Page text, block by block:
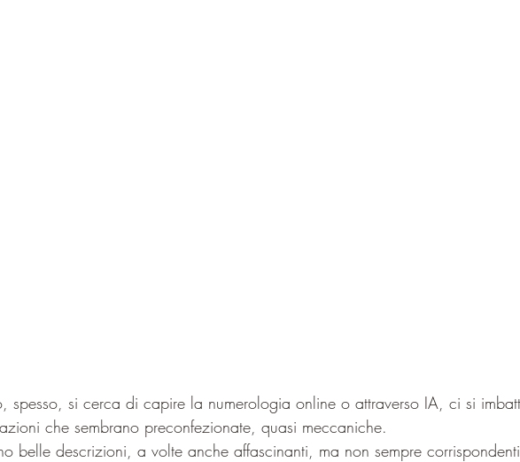
spesso, si cerca di capire la numerologia online o attraverso IA, ci si
che sembrano preconfezionate, quasi meccaniche.
belle descrizioni, a volte anche affascinanti, ma non sempre